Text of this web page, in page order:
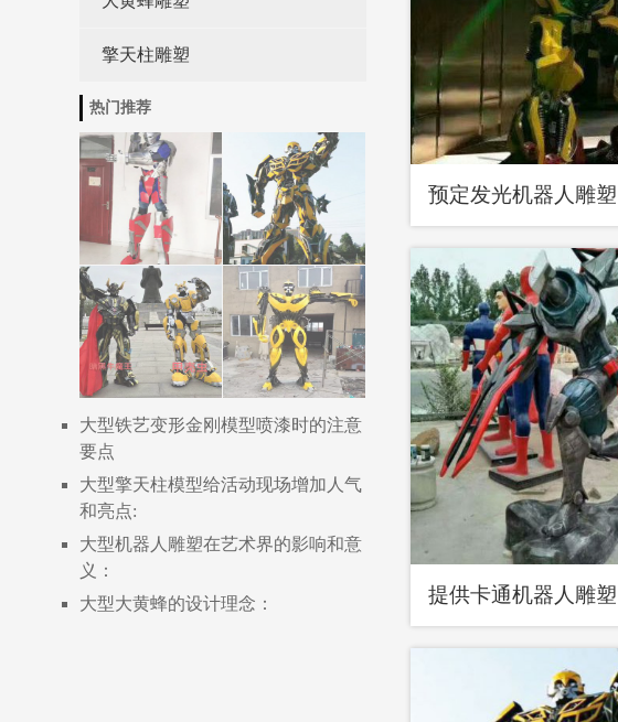
预定发光机器人雕塑
提供卡通机器人雕塑
擎天柱雕塑
热门推荐
大型铁艺变形金刚模型喷漆时的注意
要点
大型擎天柱模型给活动现场增加人气
和亮点:
大型机器人雕塑在艺术界的影响和意
义：
大型大黄蜂的设计理念：